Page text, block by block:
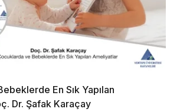
En Sık Yapılan
Dr. Şafak Karaçay